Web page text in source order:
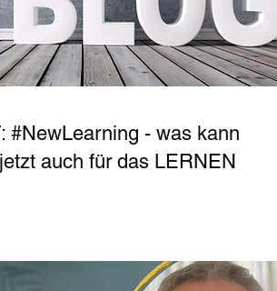
#NewLearning - was kann
auch für das LERNEN